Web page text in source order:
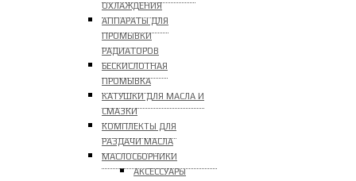
ОХЛАЖДЕНИЯ
АППАРАТЫ ДЛЯ
ПРОМЫВКИ
РАДИАТОРОВ
БЕСКИСЛОТНАЯ
ПРОМЫВКА
КАТУШКИ ДЛЯ МАСЛА И
СМАЗКИ
КОМПЛЕКТЫ ДЛЯ
РАЗДАЧИ МАСЛА
МАСЛОСБОРНИКИ
АКСЕССУАРЫ